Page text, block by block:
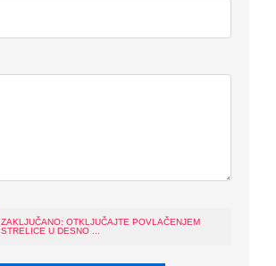
ZAKLJUČANO: OTKLJUČAJTE POVLAČENJEM
STRELICE U DESNO ...